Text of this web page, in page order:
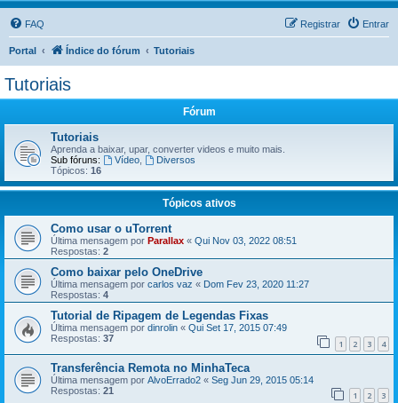
FAQ Entrar
Registrar
Portal Índice do fórum Tutoriais
Tutoriais
Fórum
Tutoriais
Aprenda a baixar, upar, converter videos e muito mais.
Sub fóruns:
Vídeo,
Diversos
Tópicos: 16
Tópicos ativos
Como usar o uTorrent
Última mensagem por Parallax « Qui Nov 03, 2022 08:51
Respostas: 2
Como baixar pelo OneDrive
Última mensagem por carlos vaz « Dom Fev 23, 2020 11:27
Respostas: 4
Tutorial de Ripagem de Legendas Fixas
Última mensagem por dinrolin « Qui Set 17, 2015 07:49
Respostas: 37 1 2 3 4
Transferência Remota no MinhaTeca
Última mensagem por AlvoErrado2 « Seg Jun 29, 2015 05:14
Respostas: 21 1 2 3